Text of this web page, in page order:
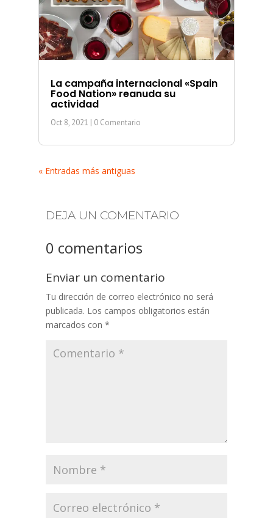
La campaña internacional «Spain
Food Nation» reanuda su
actividad
Oct 8, 2021 | 0 Comentario
« Entradas más antiguas
DEJA UN COMENTARIO
0 comentarios
Enviar un comentario
Tu dirección de correo electrónico no será
publicada. Los campos obligatorios están
marcados con *